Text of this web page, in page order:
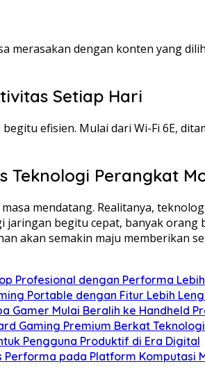
merasakan dengan konten yang
Setiap Hari
efisien. Mulai dari Wi-Fi 6E,
Teknologi Perangkat
mendatang. Realitanya,
begitu cepat, banyak
akan semakin maju memberikan
Profesional dengan Performa
Portable dengan Fitur Lebih
Gamer Mulai Beralih ke Handheld
Gaming Premium Berkat
Pengguna Produktif di Era Digital
Performa pada Platform Komputasi